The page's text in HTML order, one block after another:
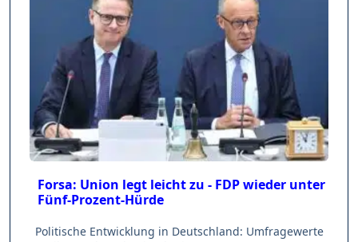
Forsa: Union legt leicht zu - FDP wieder unter
Fünf-Prozent-Hürde
Politische Entwicklung in Deutschland: Umfragewerte